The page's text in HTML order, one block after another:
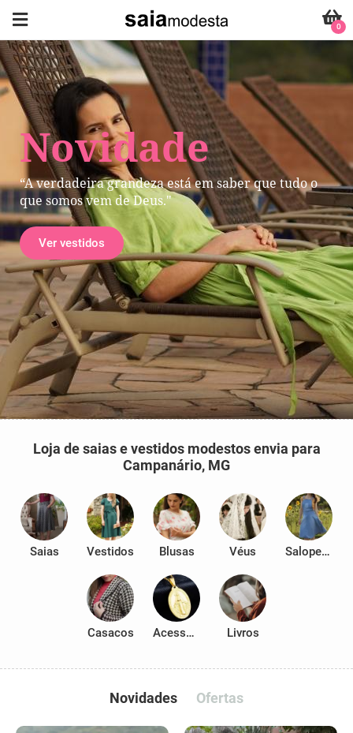
Novidade
“A verdadeira grandeza está em saber que tudo o
que somos vem de Deus."
Ver vestidos
0
Loja de saias e vestidos modestos envia para
Campanário, MG
Saias Vestidos Blusas Véus Salopetes
Casacos Acessórios Livros
Novidades Ofertas